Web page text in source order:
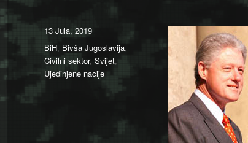
Posted
on
13 Jula, 2019
Categories
BiH, Bivša Jugoslavija,
Civilni sektor, Svijet,
Ujedinjene nacije